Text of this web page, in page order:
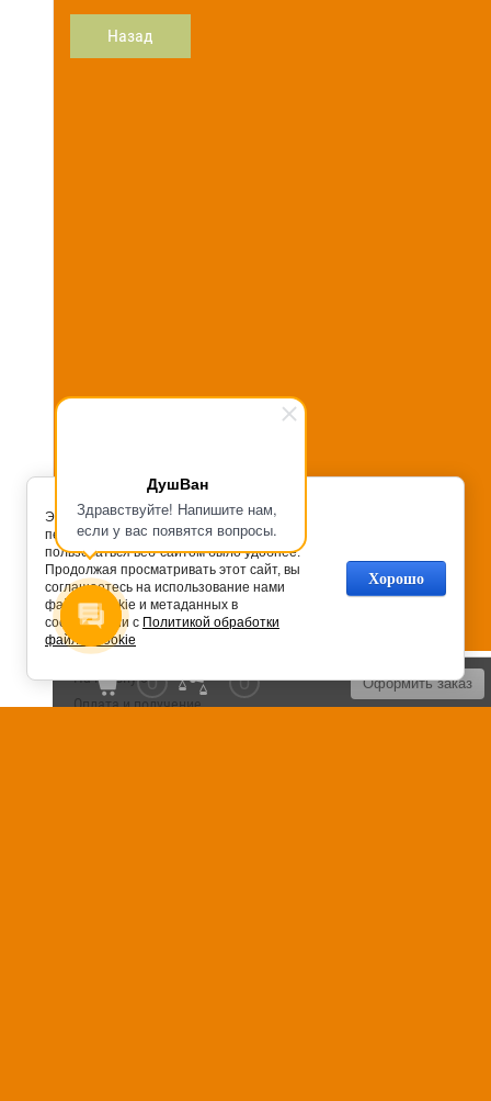
ДушВан
Здравствуйте! Напишите нам,
если у вас появятся вопросы.
Назад
Оформить заказ
0 0
На главную
Оплата и получение
Этот сайт обрабатывает Cookies с целью
персонализации сервисов и чтобы
пользоваться веб-сайтом было удобнее.
Продолжая просматривать этот сайт, вы
соглашаетесь на использование нами
файлов cookie и метаданных в
соответствии с Политикой обработки
файлов cookie
Хорошо